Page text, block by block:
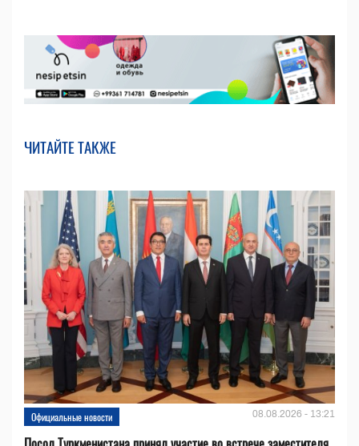
ЧИТАЙТЕ ТАКЖЕ
Официальные новости 08.08.2026 - 13:21